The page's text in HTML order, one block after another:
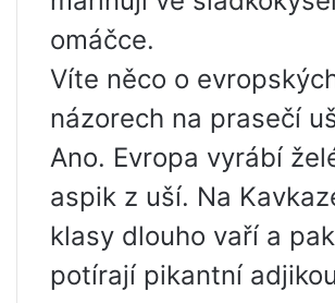
omáčce.
Víte něco o
názorech na prasečí
Ano. Evropa vyrábí
aspik z uší. Na
klasy dlouho vaří a
potírají pikantní